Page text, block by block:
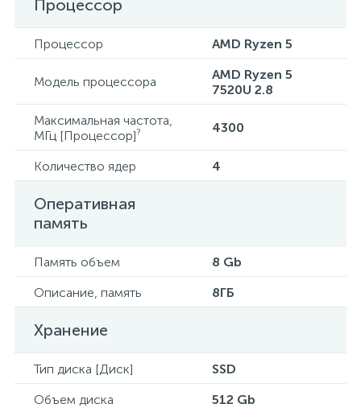
Процессор
Процессор AMD Ryzen 5
Модель процессора
AMD Ryzen 5
7520U 2.8
Максимальная частота,
МГц [Процессор]? 4300
Количество ядер 4
Оперативная
память
Память объем
8 Gb
Описание, память
8ГБ
Хранение
Тип диска [Диск]
SSD
Объем диска
512 Gb